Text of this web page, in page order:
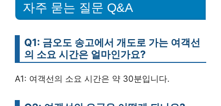
자주 묻는 질문 Q&A
Q1: 금오도 송고에서 개도로 가는 여객선
의 소요 시간은 얼마인가요?
A1: 여객선의 소요 시간은 약 30분입니다.